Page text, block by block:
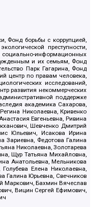
Фонд борьбы с коррупцией,
преступности,
информационных
и их семьям, Фонд
Парк Гагарина, Фонд
центр по правам человека,
исследований,
развития некоммерческих
поддержке
академика Сахарова,
Николаевна, Кривенко
Евгеньевна, Ривина
Шевченко Дмитрий
Юльевич, Исакова Ирина
Зариевна, Федотова Галина
Николаевна, Золотарева
Щур Татьяна Михайловна,
Анатольевна, Мельникова
Елена Николаевна,
Галина Юрьевна, Свечников
Маркович, Бахмин Вячеслав
Вицин Сергей Ефимович,